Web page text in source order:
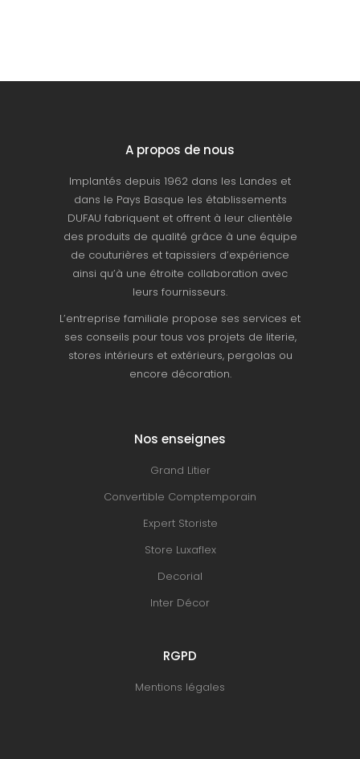
A propos de nous
Implantés depuis 1962 dans les Landes et
dans le Pays Basque les établissements
DUFAU fabriquent et offrent à leur clientèle
des produits de qualité grâce à une équipe
de couturières et tapissiers d’expérience
ainsi qu’à une étroite collaboration avec
leurs fournisseurs.
L’entreprise familiale propose ses services et
ses conseils pour tous vos projets de literie,
stores intérieurs et extérieurs, pergolas ou
encore décoration.
Nos enseignes
Grand Litier
Convertible Comptemporain
Expert Storiste
Store Luxaflex
Decorial
Inter Décor
RGPD
Mentions légales